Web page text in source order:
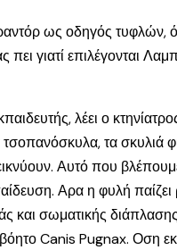
ως οδηγός τυφλών,
γιατί επιλέγονται
λέει ο
τα
Αυτό που
Αρα η φυλή παίζει
σωματικής
Canis Pugnax. Οση